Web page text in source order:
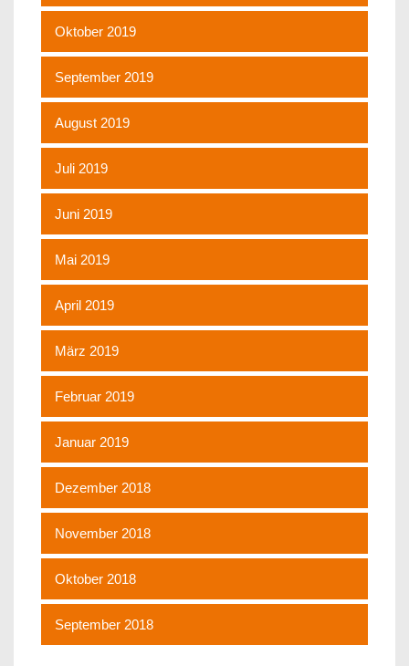
Oktober 2019
September 2019
August 2019
Juli 2019
Juni 2019
Mai 2019
April 2019
März 2019
Februar 2019
Januar 2019
Dezember 2018
November 2018
Oktober 2018
September 2018